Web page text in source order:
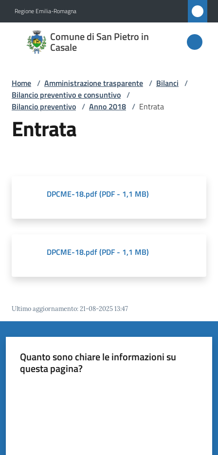
Regione Emilia-Romagna
Comune di San Pietro in
Casale
Comune
di San
in
Casale
Amministrazione
Trasparente
Menu selezionato
Tutti
argomenti...
Home / Amministrazione trasparente / Bilanci /
Bilancio preventivo e consuntivo /
Bilancio preventivo / Anno 2018 / Entrata
Entrata
DPCME-18.pdf(PDF - 1,1 MB)
DPCME-18.pdf(PDF - 1,1 MB)
Ultimo aggiornamento:21-08-2025 13:47
Quanto sono chiare le informazioni su
questa pagina?